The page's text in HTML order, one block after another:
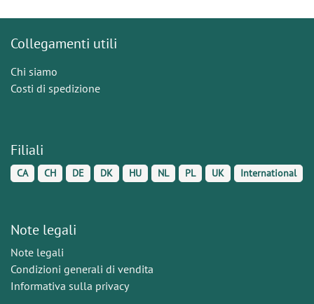
Collegamenti utili
Chi siamo
Costi di spedizione
Filiali
CA CH DE DK HU NL PL UK International
Note legali
Note legali
Condizioni generali di vendita
Informativa sulla privacy